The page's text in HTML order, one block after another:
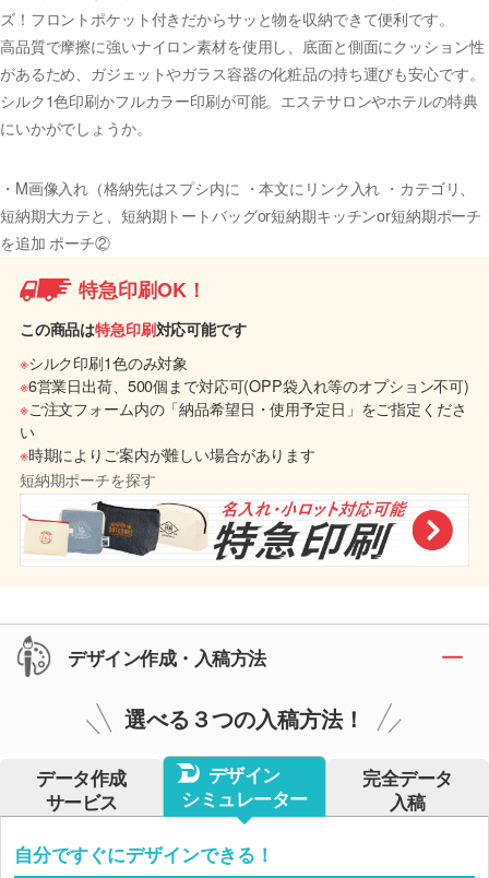
ズ！フロントポケット付きだからサッと物を収納できて便利です。
高品質で摩擦に強いナイロン素材を使用し、底面と側面にクッション性
があるため、ガジェットやガラス容器の化粧品の持ち運びも安心です。
シルク1色印刷かフルカラー印刷が可能。エステサロンやホテルの特典
にいかがでしょうか。
・M画像入れ（格納先はスプシ内に ・本文にリンク入れ ・カテゴリ、
短納期大カテと、短納期トートバッグor短納期キッチンor短納期ポーチ
を追加 ポーチ②
特急印刷OK！
この商品は特急印刷対応可能です
※シルク印刷1色のみ対象
※6営業日出荷、500個まで対応可(OPP袋入れ等のオプション不可)
※ご注文フォーム内の「納品希望日・使用予定日」をご指定くださ
い
※時期によりご案内が難しい場合があります
短納期ポーチを探す
デザイン作成・入稿方法
選べる３つの入稿方法！
データ作成
サービス
デザイン
シミュレーター
完全データ
入稿
自分ですぐにデザインできる！